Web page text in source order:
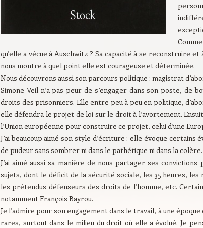
qu’elle a vécue à Auschwitz ? Sa capacité à se reconstruire
nous montre à quel point elle est courageuse et déterminée.
Nous découvrons aussi son parcours politique : magistrat
Simone Veil n’a pas peur de s’engager dans son poste, de
droits des prisonniers. Elle entre peu à peu en politique,
elle défendra le projet de loi sur le droit à l’avortement.
l’Union européenne pour construire ce projet, celui d’une
J’ai beaucoup aimé son style d’écriture : elle évoque certains
de pudeur sans sombrer ni dans le pathétique ni dans la colère.
J’ai aimé aussi sa manière de nous partager ses
sujets, dont le déficit de la sécurité sociale, les 35 heures,
les prétendus défenseurs des droits de l’homme, etc.
notamment François Bayrou.
Je l’admire pour son engagement dans le travail, à une
rares, surtout dans le milieu du droit où elle a évolué. Je